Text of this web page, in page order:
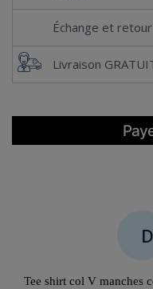
Échange et
Livraison
Tee shirt col V manches